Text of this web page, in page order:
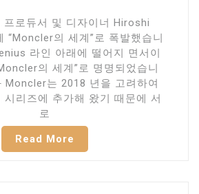
프로듀서 및 디자이너 Hiroshi
“Moncler의 세계”로 폭발했습니
라인 아래에 떨어지 면서이
의 세계”로 명명되었습니
Moncler는 2018 년을 고려하여
시리즈에 추가해 왔기 때문에 서
로
Read More